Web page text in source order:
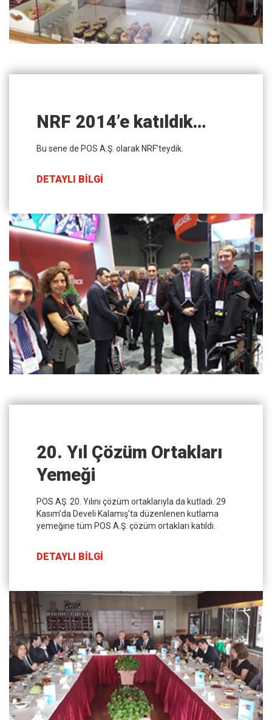
NRF 2014’e katıldık…
Bu sene de POS A.Ş. olarak NRF’teydik.
DETAYLI BİLGİ
20. Yıl Çözüm Ortakları
Yemeği
POS AŞ. 20. Yılını çözüm ortaklarıyla da kutladı. 29
Kasım’da Develi Kalamış’ta düzenlenen kutlama
yemeğine tüm POS A.Ş. çözüm ortakları katıldı.
DETAYLI BİLGİ